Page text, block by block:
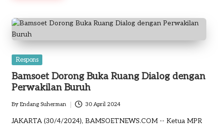
Posted
Respons
Bamsoet Dorong Buka Ruang Dialog dengan
Perwakilan Buruh
Posted
by
By Endang Suherman 30 April 2024
JAKARTA (30/4/2024), BAMSOETNEWS.COM -- Ketua MPR